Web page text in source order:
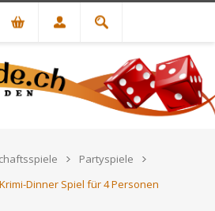
Partyspiele
Dinner Spiel für 4 Personen